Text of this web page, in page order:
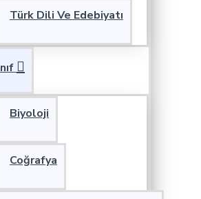
Türk Dili Ve Edebiyatı
Biyoloji
Coğrafya